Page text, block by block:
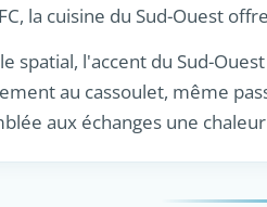
la cuisine du Sud-Ouest
le spatial, l'accent du Sud-
au cassoulet, même
aux échanges une